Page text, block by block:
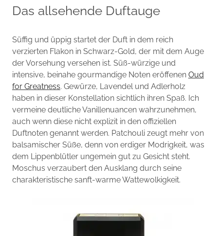
Das allsehende Duftauge
Süffig und üppig startet der Duft in dem reich
verzierten Flakon in Schwarz-Gold, der mit dem Auge
der Vorsehung versehen ist. Süß-würzige und
intensive, beinahe gourmandige Noten eröffenen Oud
for Greatness. Gewürze, Lavendel und Adlerholz
haben in dieser Konstellation sichtlich ihren Spaß. Ich
vermeine deutliche Vanillenuancen wahrzunehmen,
auch wenn diese nicht explizit in den offiziellen
Duftnoten genannt werden. Patchouli zeugt mehr von
balsamischer Süße, denn von erdiger Modrigkeit, was
dem Lippenblütler ungemein gut zu Gesicht steht.
Moschus verzaubert den Ausklang durch seine
charakteristische sanft-warme Wattewolkigkeit.